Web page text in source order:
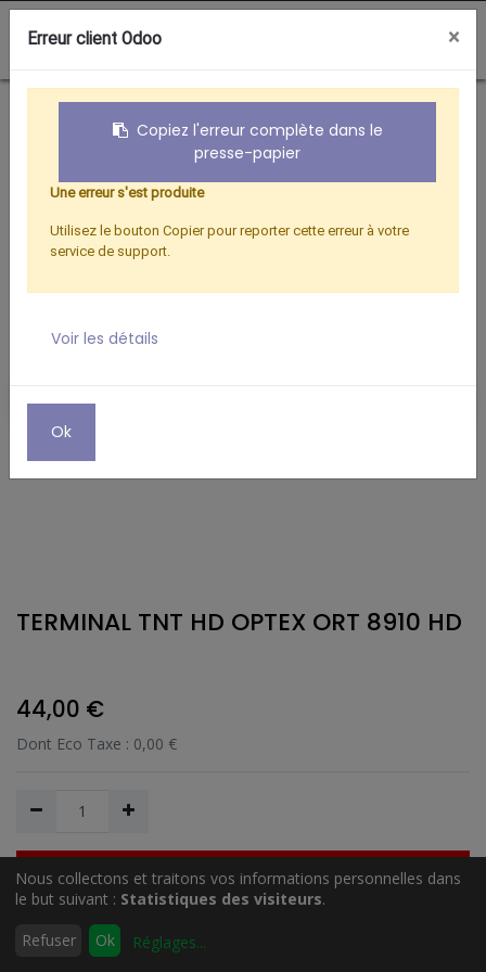
Rechercher
0
Boutique
Hertzien
TERMINAL TNT HD OPTEX ORT 8910 HD
TERMINAL TNT HD OPTEX ORT 8910 HD
44,00 €
Dont Eco Taxe : 0,00 €
Ajouter au Panier
Ajouter à la liste de souhait
Nous collectons et traitons vos informations personnelles dans
le but suivant : Statistiques des visiteurs.
Refuser Ok Réglages...
Erreur client Odoo ×
Copiez l'erreur complète dans le
presse-papier
Une erreur s'est produite
Utilisez le bouton Copier pour reporter cette erreur à votre
service de support.
Voir les détails
Ok